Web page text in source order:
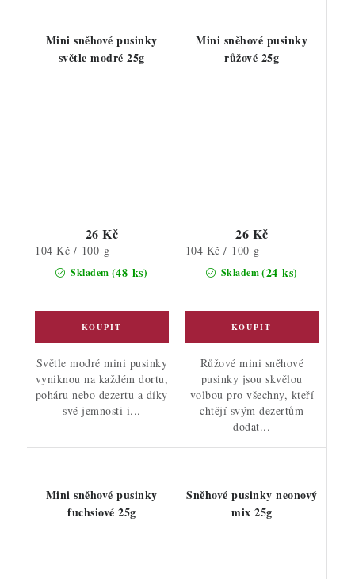
Mini sněhové pusinky
světle modré 25g
Skladem (48 ks)
26 Kč
Měrná
cena:
104 Kč / 100 g
Světle modré mini pusinky
vyniknou na každém dortu,
poháru nebo dezertu a díky
své jemnosti i...
Mini sněhové pusinky
růžové 25g
Skladem(24 ks)
26 Kč
Měrná
cena:
104 Kč / 100 g
Růžové mini sněhové
pusinky jsou skvělou
volbou pro všechny, kteří
chtějí svým dezertům
dodat...
Mini sněhové pusinky
fuchsiové 25g
Sněhové pusinky neonový
mix 25g